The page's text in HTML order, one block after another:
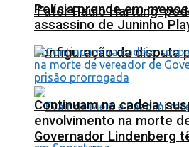
‘Fator Paulo Hartung’
configuração da disputa
Polícia prende em
assassino de Juninho
Continuam na cadeia:
envolvimento na morte
Governador Lindenberg